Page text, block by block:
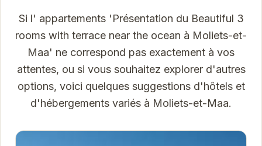
Si l' appartements 'Présentation du Beautiful 3
rooms with terrace near the ocean à Moliets-et-
Maa' ne correspond pas exactement à vos
attentes, ou si vous souhaitez explorer d'autres
options, voici quelques suggestions d'hôtels et
d'hébergements variés à Moliets-et-Maa.